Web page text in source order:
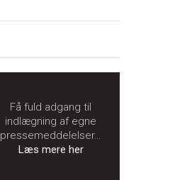
Få fuld adgang til
indlægning af egne
pressemeddelelser…
Læs mere her